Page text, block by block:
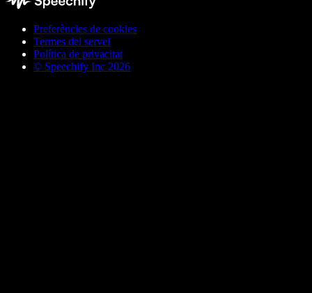
Preferències de cookies
Termes del servei
Política de privacitat
© Speechify Inc 2026